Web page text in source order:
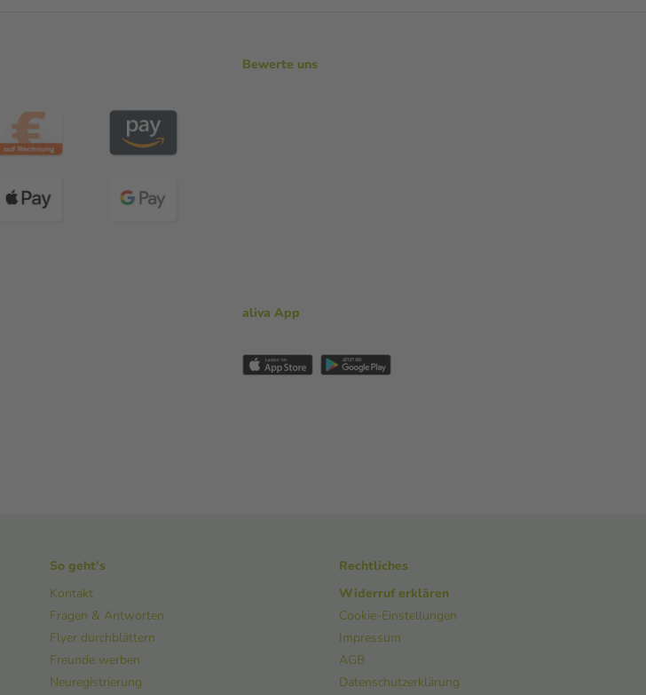
Bewerte uns
aliva App
So geht's
Kontakt
Fragen & Antworten
Flyer durchblättern
Freunde werben
Neuregistrierung
Rechtliches
Widerruf erklären
Cookie-Einstellungen
Impressum
AGB
Datenschutzerklärung